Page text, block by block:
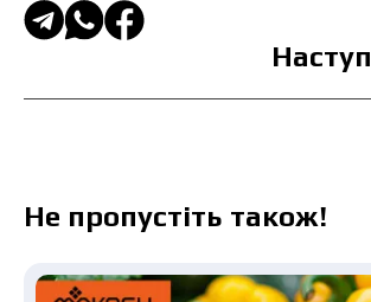
Не пропустіть також!